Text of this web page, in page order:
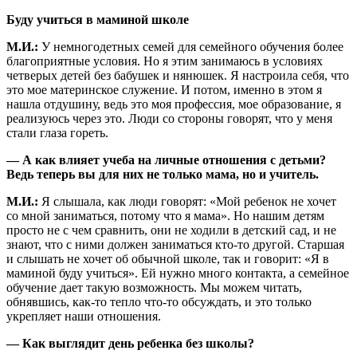
Буду учиться в маминой школе
М.И.: У немногодетных семей для семейного обучения более
благоприятные условия. Но я этим занимаюсь в условиях
четверых детей без бабушек и нянюшек. Я настроила себя, что
это мое материнское служение. И потом, именно в этом я
нашла отдушину, ведь это моя профессия, мое образование, я
реализуюсь через это. Люди со стороны говорят, что у меня
стали глаза гореть.
— А как влияет учеба на личные отношения с детьми?
Ведь теперь вы для них не только мама, но и учитель.
М.И.: Я слышала, как люди говорят: «Мой ребенок не хочет
со мной заниматься, потому что я мама». Но нашим детям
просто не с чем сравнить, они не ходили в детский сад, и не
знают, что с ними должен заниматься кто-то другой. Старшая
и слышать не хочет об обычной школе, так и говорит: «Я в
маминой буду учиться». Ей нужно много контакта, а семейное
обучение дает такую возможность. Мы можем читать,
обнявшись, как-то тепло что-то обсуждать, и это только
укрепляет наши отношения.
— Как выглядит день ребенка без школы?